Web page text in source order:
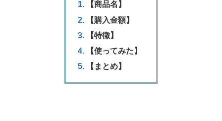
【商品名】
【購入金額】
【特徴】
【使ってみた】
【まとめ】